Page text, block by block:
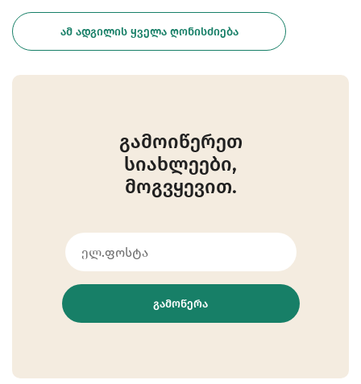
ᲐᲛ ᲐᲓᲒᲘᲚᲘᲡ ᲧᲕᲔᲚᲐ ᲦᲝᲜᲘᲡᲫᲘᲔᲑᲐ
გამოიწერეთ
სიახლეები,
მოგვყევით.
ᲒᲐᲛᲝᲬᲔᲠᲐ